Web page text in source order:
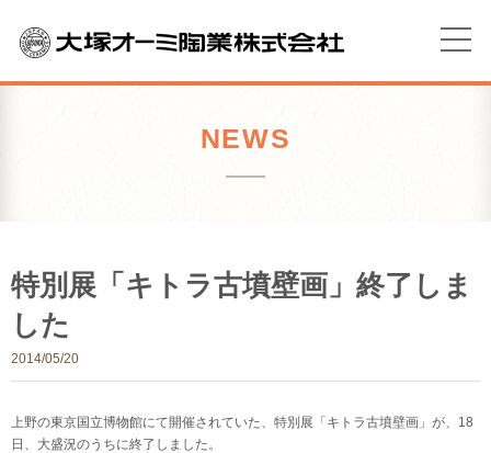
NEWS
特別展「キトラ古墳壁画」終了しま
した
2014/05/20
上野の東京国立博物館にて開催されていた、特別展「キトラ古墳壁画」が、18
日、大盛況のうちに終了しました。